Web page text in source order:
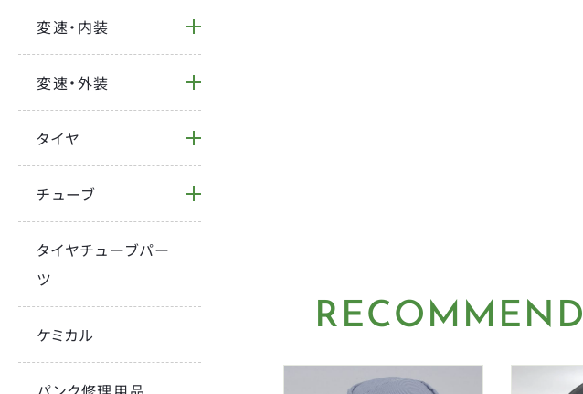
アイデス
変速・内装
変速・外装
タイヤ
チューブ
タイヤチューブパー
ツ
ケミカル RECOMMEND